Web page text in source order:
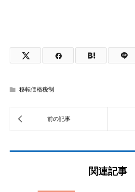
移転価格税制
関連記事